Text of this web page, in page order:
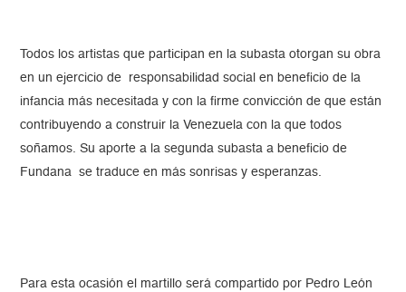
Todos los artistas que participan en la subasta otorgan su obra
en un ejercicio de responsabilidad social en beneficio de la
infancia más necesitada y con la firme convicción de que están
contribuyendo a construir la Venezuela con la que todos
soñamos. Su aporte a la segunda subasta a beneficio de
Fundana se traduce en más sonrisas y esperanzas.
Para esta ocasión el martillo será compartido por Pedro León